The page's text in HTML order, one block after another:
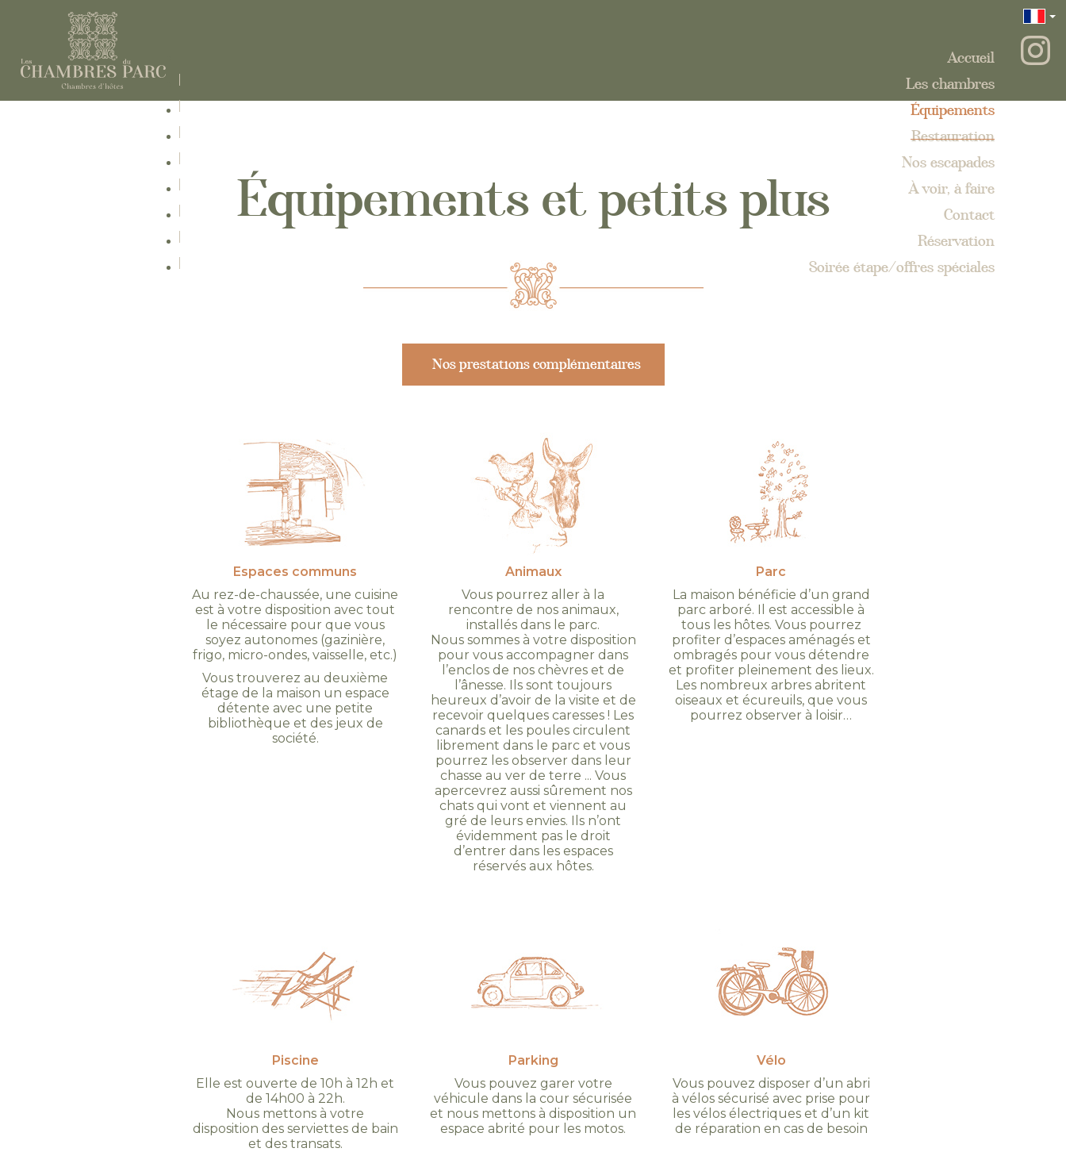
Accueil
Les chambres
Équipements
Restauration
Nos escapades
À voir, à faire
Contact
Réservation
Soirée étape/offres spéciales
Équipements et petits plus
Nos prestations complémentaires
Espaces communs
Au rez-de-chaussée, une cuisine
est à votre disposition avec tout
le nécessaire pour que vous
soyez autonomes (gazinière,
frigo, micro-ondes, vaisselle, etc.)
Vous trouverez au deuxième
étage de la maison un espace
détente avec une petite
bibliothèque et des jeux de
société.
Animaux
Vous pourrez aller à la
rencontre de nos animaux,
installés dans le parc.
Nous sommes à votre disposition
pour vous accompagner dans
l’enclos de nos chèvres et de
l’ânesse. Ils sont toujours
heureux d’avoir de la visite et de
recevoir quelques caresses ! Les
canards et les poules circulent
librement dans le parc et vous
pourrez les observer dans leur
chasse au ver de terre ... Vous
apercevrez aussi sûrement nos
chats qui vont et viennent au
gré de leurs envies. Ils n’ont
évidemment pas le droit
d’entrer dans les espaces
réservés aux hôtes.
Parc
La maison bénéficie d’un grand
parc arboré. Il est accessible à
tous les hôtes. Vous pourrez
profiter d’espaces aménagés et
ombragés pour vous détendre
et profiter pleinement des lieux.
Les nombreux arbres abritent
oiseaux et écureuils, que vous
pourrez observer à loisir…
Piscine
Elle est ouverte de 10h à 12h et
de 14h00 à 22h.
Nous mettons à votre
disposition des serviettes de bain
et des transats.
Parking
Vous pouvez garer votre
véhicule dans la cour sécurisée
et nous mettons à disposition un
espace abrité pour les motos.
Vélo
Vous pouvez disposer d’un abri
à vélos sécurisé avec prise pour
les vélos électriques et d’un kit
de réparation en cas de besoin